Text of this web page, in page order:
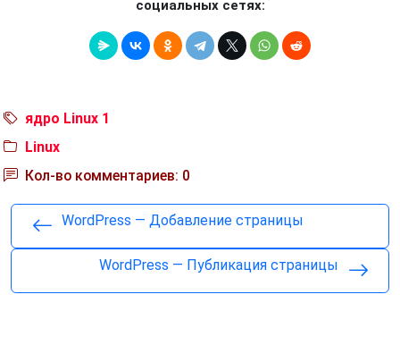
социальных сетях:
ядро Linux 1
Linux
Кол-во комментариев: 0
WordPress — Добавление страницы
WordPress — Публикация страницы